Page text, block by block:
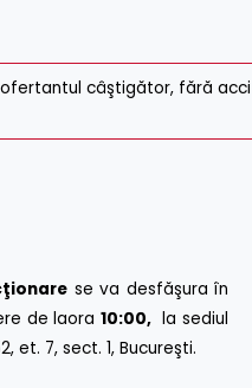
ofertantul câştigător, fără
se va desfăşura în
de laora10:00, la sediul
et. 7, sect. 1, Bucureşti.